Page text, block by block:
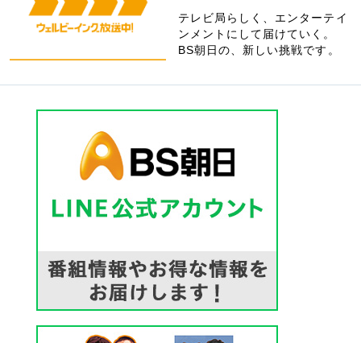
テレビ局らしく、エンターテイ
ンメントにして届けていく。
BS朝日の、新しい挑戦です。